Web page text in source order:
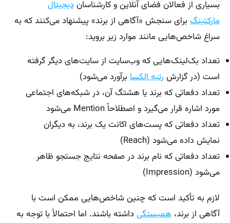
بسیاری از فعالان فضای آنلاین و کارشناساندیجیتال
مارکتینگبرای سنجش «آگاهی از برند» پیشنهاد می‌کنند که به
سراغ شاخص‌هایی مانند موارد زیر بروید:
تعداد بک‌لینک‌هایی که وب‌سایت از سایت‌های دیگر گرفته
است (در گزارش رتبه الکسابرآورد می‌شود)
تعداد دفعاتی که برند یا هشتگ آن، در شبکه‌های اجتماعی
مورد اشاره قرار می‌گیرد و اصطلاحاً Mention می‌شود
تعداد دفعاتی که پست‌های اکانت یک برند، به دیگران
نمایش داده می‌شود (Reach)
تعداد دفعاتی که نام برند در صفحه نتایج جستجو ظاهر
می‌شود (Impression)
لازم به تأکید است که چنین شاخص‌هایی ممکن است با
آگاهی از برند، همبستگیداشته باشند. اما احتمالاً با توجه به